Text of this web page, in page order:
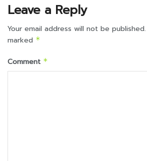
Leave a Reply
Your email address will not be published.
marked *
Comment *